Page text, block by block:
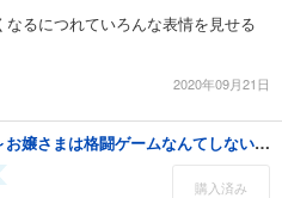
るにつれていろんな表情を見せる
2020年09月21日
対ありでした。 ～お嬢さまは格闘ゲームなんてしない～ １
購入済み